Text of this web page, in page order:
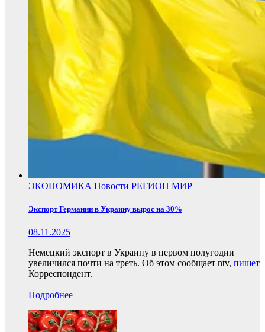
ЭКОНОМИКА Новости РЕГИОН МИР
Экспорт Германии в Украину вырос на 30%
08.11.2025
Немецкий экспорт в Украину в первом полугодии
увеличился почти на треть. Об этом сообщает ntv, пишет
Корреспондент.
Подробнее